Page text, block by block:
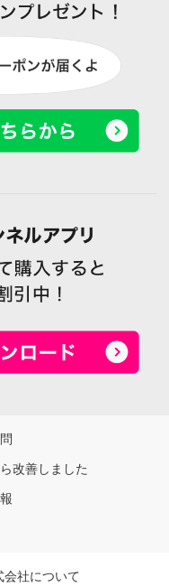
改善しました
会社について